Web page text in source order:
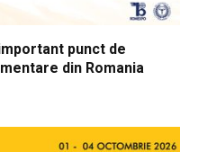
punct de
din Romania